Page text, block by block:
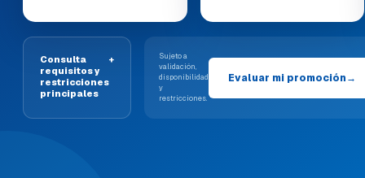
Consulta
requisitos y
restricciones
principales
+
Sujeto a
validación,
disponibilidad
y
restricciones.
Evaluar mi promoción→